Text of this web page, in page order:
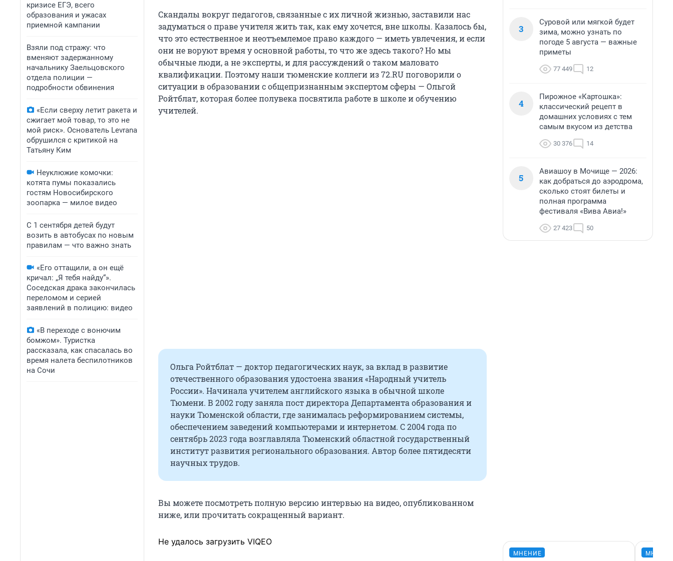
кризисе ЕГЭ, всего
образования и ужасах
приемной кампании
Взяли под стражу: что
вменяют задержанному
начальнику Заельцовского
отдела полиции —
подробности обвинения
«Если сверху летит ракета и
сжигает мой товар, то это не
мой риск». Основатель Levrana
обрушился с критикой на
Татьяну Ким
Неуклюжие комочки:
котята пумы показались
гостям Новосибирского
зоопарка — милое видео
С 1 сентября детей будут
возить в автобусах по новым
правилам — что важно знать
«Его оттащили, а он ещё
кричал: „Я тебя найду“».
Соседская драка закончилась
переломом и серией
заявлений в полицию: видео
«В переходе с вонючим
бомжом». Туристка
рассказала, как спасалась во
время налета беспилотников
на Сочи
Скандалы вокруг педагогов, связанные с их личной жизнью, заставили нас
задуматься о праве учителя жить так, как ему хочется, вне школы. Казалось бы,
что это естественное и неотъемлемое право каждого — иметь увлечения, и если
они не воруют время у основной работы, то что же здесь такого? Но мы
обычные люди, а не эксперты, и для рассуждений о таком маловато
квалификации. Поэтому наши тюменские коллеги из 72.RU поговорили о
ситуации в образовании с общепризнанным экспертом сферы — Ольгой
Ройтблат, которая более полувека посвятила работе в школе и обучению
учителей.
Ольга Ройтблат — доктор педагогических наук, за вклад в развитие
отечественного образования удостоена звания «Народный учитель
России». Начинала учителем английского языка в обычной школе
Тюмени. В 2002 году заняла пост директора Департамента образования и
науки Тюменской области, где занималась реформированием системы,
обеспечением заведений компьютерами и интернетом. С 2004 года по
сентябрь 2023 года возглавляла Тюменский областной государственный
институт развития регионального образования. Автор более пятидесяти
научных трудов.
Вы можете посмотреть полную версию интервью на видео, опубликованном
ниже, или прочитать сокращенный вариант.
Не удалось загрузить VIQEO
3
Суровой или мягкой будет
зима, можно узнать по
погоде 5 августа — важные
приметы
77 449 12
4
Пирожное «Картошка»:
классический рецепт в
домашних условиях с тем
самым вкусом из детства
30 376 14
5
Авиашоу в Мочище — 2026:
как добраться до аэродрома,
сколько стоят билеты и
полная программа
фестиваля «Вива Авиа!»
27 423 50
МНЕНИЕ